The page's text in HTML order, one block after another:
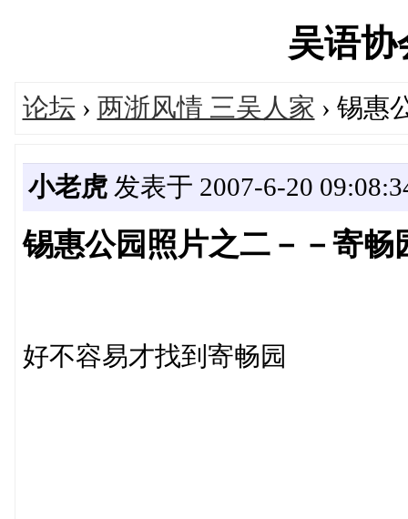
吴语
论坛 › 两浙风情 三吴人家 › 锡惠
小老虎发表于 2007-6-20
锡惠公园照片之二－－寄畅
好不容易才找到寄畅园